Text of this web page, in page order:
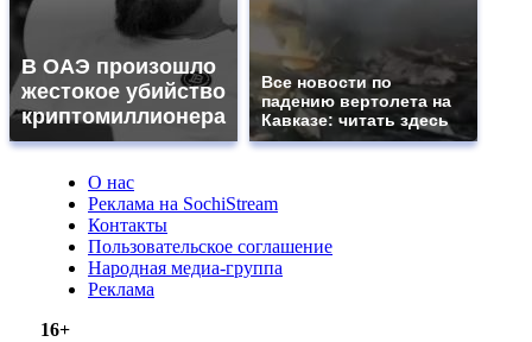
В ОАЭ произошло
жестокое убийство
криптомиллионера
Все новости по
падению вертолета на
Кавказе: читать здесь
О нас
Реклама на SochiStream
Контакты
Пользовательское соглашение
Народная медиа-группа
Реклама
16+